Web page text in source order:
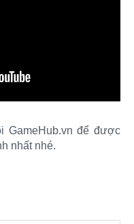
GameHub.vn để được
nhất nhé.​